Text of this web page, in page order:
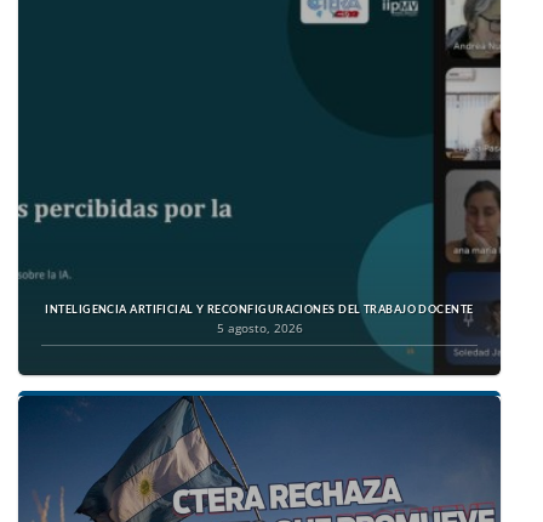
INTELIGENCIA ARTIFICIAL Y RECONFIGURACIONES DEL TRABAJO DOCENTE
5 agosto, 2026